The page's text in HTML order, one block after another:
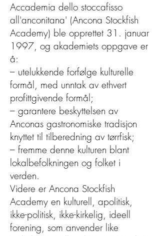
Accademia dello stoccafisso
all'anconitana' (Ancona Stockfish
Academy) ble opprettet 31. januar
1997, og akademiets oppgave er
å:
– utelukkende forfølge kulturelle
formål, med unntak av ethvert
profittgivende formål;
– garantere beskyttelsen av
Anconas gastronomiske tradisjon
knyttet til tilberedning av tørrfisk;
– fremme denne kulturen blant
lokalbefolkningen og folket i
verden.
Videre er Ancona Stockfish
Academy en kulturell, apolitisk,
ikke-politisk, ikke-kirkelig, ideell
forening, som anvender like